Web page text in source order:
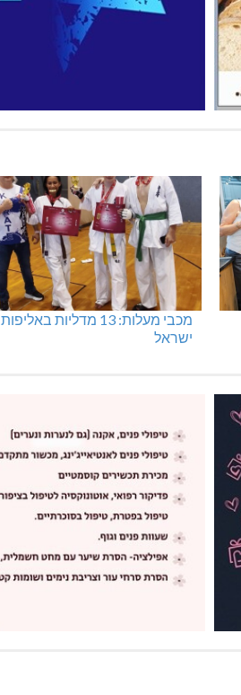
מכבי מעלות: 13 מדליות באליפות
ישראל